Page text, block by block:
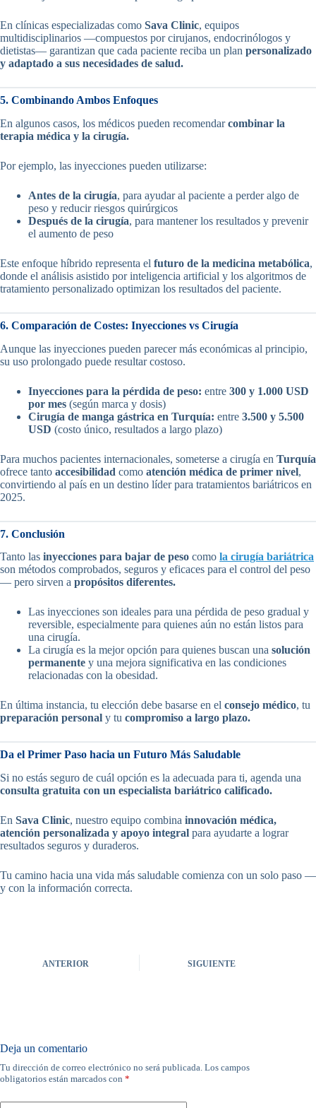
En clínicas especializadas como Sava Clinic, equipos
multidisciplinarios —compuestos por cirujanos, endocrinólogos y
dietistas— garantizan que cada paciente reciba un plan personalizado
y adaptado a sus necesidades de salud.
5. Combinando Ambos Enfoques
En algunos casos, los médicos pueden recomendarcombinar la
terapia médica y la cirugía.
Por ejemplo, las inyecciones pueden utilizarse:
Antes de la cirugía, para ayudar al paciente a perder algo de
peso y reducir riesgos quirúrgicos
Después de la cirugía, para mantener los resultados y prevenir
el aumento de peso
Este enfoque híbrido representa el futuro de la medicina metabólica,
donde el análisis asistido por inteligencia artificial y los algoritmos de
tratamiento personalizado optimizan los resultados del paciente.
6. Comparación de Costes: Inyecciones vs Cirugía
Aunque las inyecciones pueden parecer más económicas al principio,
su uso prolongado puede resultar costoso.
Inyecciones para la pérdida de peso: entre 300 y 1.000 USD
por mes (según marca y dosis)
Cirugía de manga gástrica en Turquía: entre 3.500 y 5.500
USD (costo único, resultados a largo plazo)
Para muchos pacientes internacionales, someterse a cirugía en Turquía
ofrece tanto accesibilidad como atención médica de primer nivel,
convirtiendo al país en un destino líder para tratamientos bariátricos en
2025.
7. Conclusión
Tanto las inyecciones para bajar de peso como la cirugía bariátrica
son métodos comprobados, seguros y eficaces para el control del peso
— pero sirven a propósitos diferentes.
Las inyecciones son ideales para una pérdida de peso gradual y
reversible, especialmente para quienes aún no están listos para
una cirugía.
La cirugía es la mejor opción para quienes buscan una solución
permanente y una mejora significativa en las condiciones
relacionadas con la obesidad.
En última instancia, tu elección debe basarse en el consejo médico, tu
preparación personal y tu compromiso a largo plazo.
Da el Primer Paso hacia un Futuro Más Saludable
Si no estás seguro de cuál opción es la adecuada para ti, agenda una
consulta gratuita con un especialista bariátrico calificado.
En Sava Clinic, nuestro equipo combina innovación médica,
atención personalizada y apoyo integral para ayudarte a lograr
resultados seguros y duraderos.
Tu camino hacia una vida más saludable comienza con un solo paso —
y con la información correcta.
ANTERIOR SIGUIENTE
Deja un comentario
Tu dirección de correo electrónico no será publicada. Los campos
obligatorios están marcados con *